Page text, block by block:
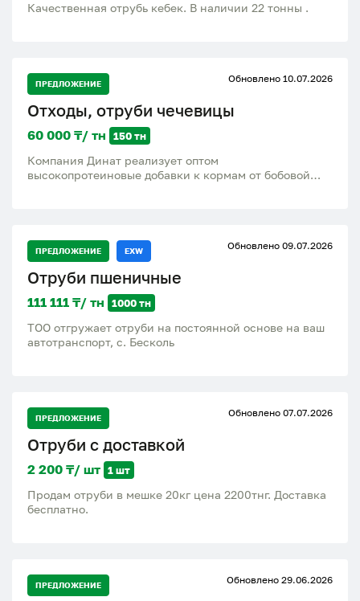
Качественная отрубь кебек. В наличии 22 тонны .
ПРЕДЛОЖЕНИЕ Обновлено 10.07.2026
Отходы, отруби чечевицы
60 000 ₸/ тн 150 тн
Компания Динат реализует оптом
высокопротеиновые добавки к кормам от бобовой
лошадей и мрс, отправка по Казахстану и области
находимся в Костанае
ПРЕДЛОЖЕНИЕ EXW Обновлено 09.07.2026
Отруби пшеничные
111 111 ₸/ тн 1000 тн
ТОО отгружает отруби на постоянной основе на ваш
автотранспорт, с. Бесколь
ПРЕДЛОЖЕНИЕ Обновлено 07.07.2026
Отруби с доставкой
2 200 ₸/ шт 1 шт
Продам отруби в мешке 20кг цена 2200тнг. Доставка
бесплатно.
ПРЕДЛОЖЕНИЕ Обновлено 29.06.2026